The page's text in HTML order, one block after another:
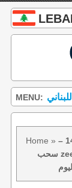
MENU:
Home »نتائج سحب اللوتو 1535 الأثنين 2017-08-14 –
سحب zeed زيد loto 1535 loto 1535 نتيجة اللوتو الأثنين –